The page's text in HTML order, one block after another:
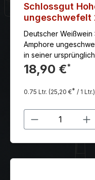
Schlossgut
ungeschwefelt
Deutscher
Amphore
in seiner
18,90 €*
0.75 Ltr. (25,20 €* / 1 Ltr.)
Produkt